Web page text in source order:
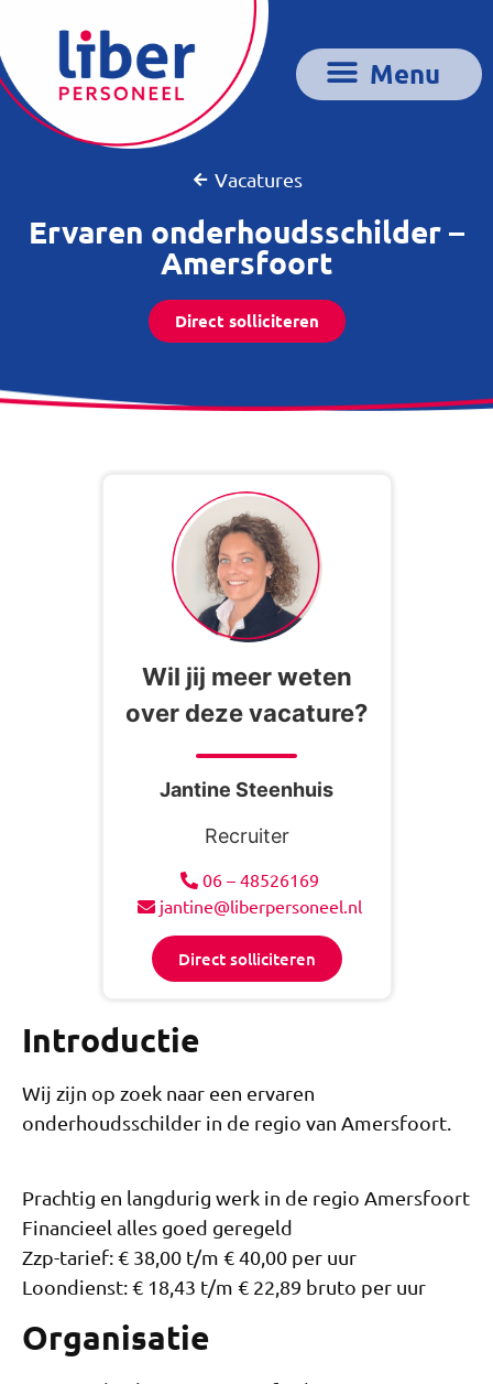
Vacatures
Ervaren onderhoudsschilder –
Amersfoort
Direct solliciteren
Introductie
Wij zijn op zoek naar een ervaren
onderhoudsschilder in de regio van Amersfoort.
Prachtig en langdurig werk in de regio Amersfoort
Financieel alles goed geregeld
Zzp-tarief: € 38,00 t/m € 40,00 per uur
Loondienst: € 18,43 t/m € 22,89 bruto per uur
Organisatie
Wil jij meer weten
over deze vacature?
Jantine Steenhuis
Recruiter
06 – 48526169
jantine@liberpersoneel.nl
Direct solliciteren